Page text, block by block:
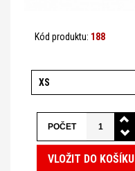
Kód produktu: 188
XS
POČET
VLOŽIT DO KOŠÍKU